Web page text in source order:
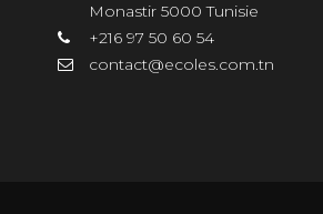
Monastir 5000 Tunisie
+216 97 50 60 54
contact@ecoles.com.tn